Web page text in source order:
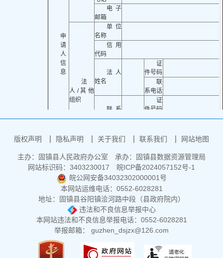
申
请
人
信
息
电子
邮箱
法
人/其他
组织
单位
名称
信用
代码
法人
姓名
证
件号码
联
系电话
联系
人姓名
证
件号码
联
邮寄
邮政
电子
邮箱
受理机关名称
申请人签名或者盖章
申请时间
所
需
信
所需信息
内容描述
所需信息的指定提供方式
（可多选）
□电子稿
□光盘
获取信息的方式（可
多选）
□传真
版权声明 隐私声明 关于我们 联系我们 网站地图
主办：固镇县人民政府办公室
承办：固镇县数据资源管理局
网站标识码：3403230017
皖ICP备2024057152号-1
皖公网安备34032302000001号
本网站运维电话：0552-6028281
地址：固镇县谷阳镇浍河路中段（县政府院内）
违法和不良信息举报中心
本网站违法和不良信息举报电话：0552-6028281
举报邮箱： guzhen_dsjzx@126.com